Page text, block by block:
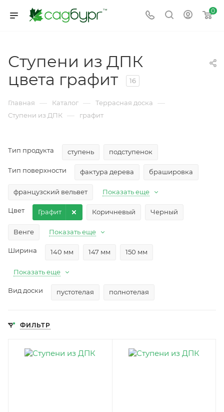
0
Ступени из ДПК
цвета графит
16
Главная — Каталог — Террасная доска —
Ступени из ДПК — графит
Тип продукта ступень подступенок
Тип поверхности фактура дерева брашировка
французский вельвет Показать еще
Цвет Коричневый Черный
Венге
Графит
Показать еще
Ширина 140 мм 147 мм 150 мм
Показать еще
Вид доски пустотелая полнотелая
ФИЛЬТР